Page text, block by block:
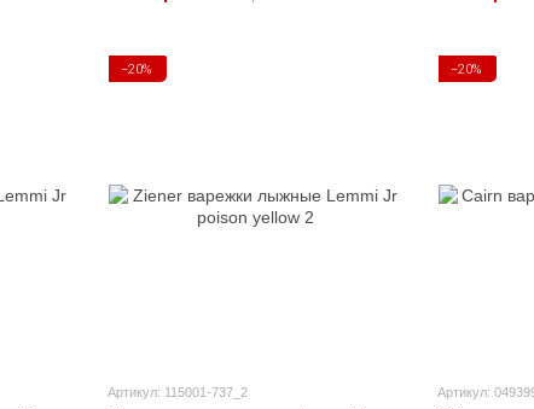
−20%
Артикул: 115001-737_2
−20%
Артикул: